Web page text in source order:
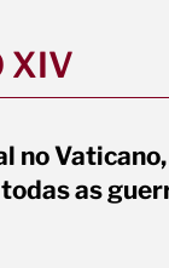
XIV
no
as